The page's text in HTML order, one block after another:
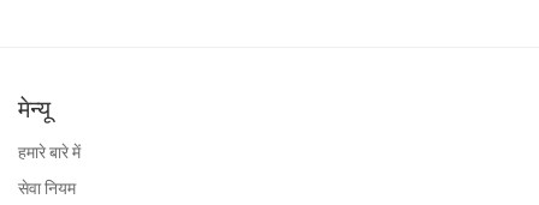
मेन्यू
हमारे बारे में
सेवा नियम